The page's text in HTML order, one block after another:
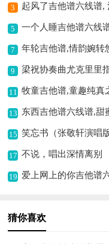
3
5
7 年轮吉他谱,情韵婉转
9
11 牧童吉他谱,童趣纯真
13
15
17 不说，唱出深情离别
19
猜你喜欢